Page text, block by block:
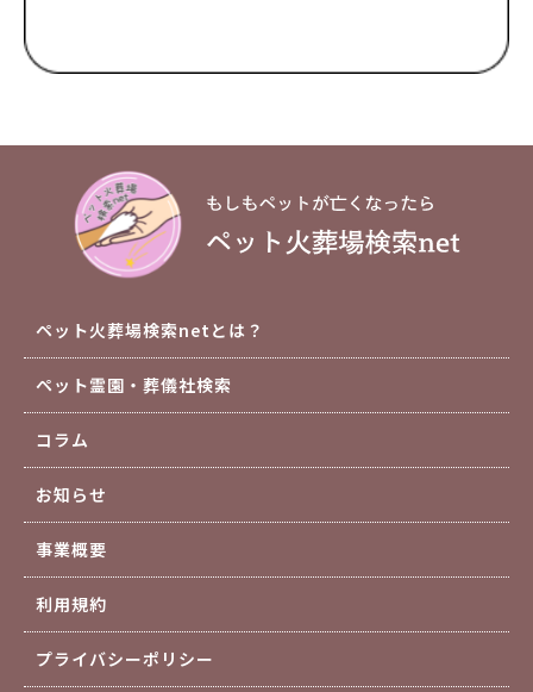
ペット火葬場検索netとは？
ペット霊園・葬儀社検索
コラム
お知らせ
事業概要
利用規約
プライバシーポリシー